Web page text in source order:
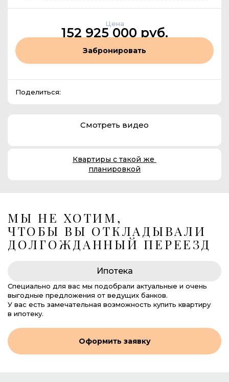
Смотреть видео
Квартиры с такой же
планировкой
Цена
152 925 000 руб.
Забронировать
Поделиться:
МЫ НЕ ХОТИМ,
ЧТОБЫ ВЫ ОТКЛАДЫВАЛИ
ДОЛГОЖДАННЫЙ ПЕРЕЕЗД
Ипотека
Специально для вас мы подобрали актуальные и очень
выгодные предложения от ведущих банков.
У вас есть замечательная возможность купить квартиру
в ипотеку.
Оформить заявку